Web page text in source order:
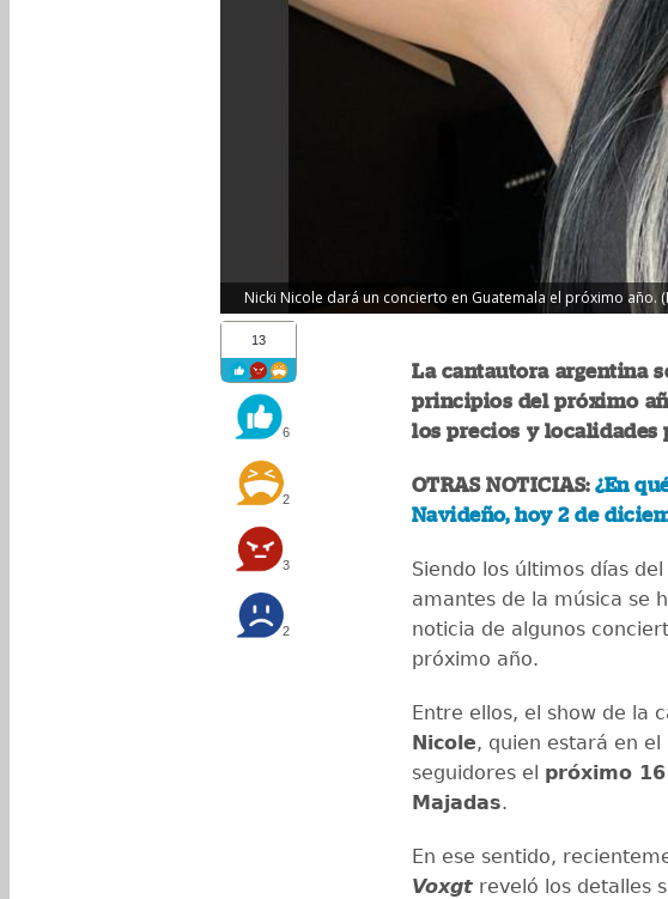
Nicki Nicole dará un concierto en Guatemala el próximo año.
13
6
2
3
2
La cantautora argentina
principios del próximo
los precios y localidades
OTRAS NOTICIAS:¿En
Navideño, hoy 2 de
Siendo los últimos días
amantes de la música se
noticia de algunos
próximo año.
Entre ellos, el show de la
Nicole, quien estará en el
seguidores el próximo
Majadas.
En ese sentido,
Voxgt reveló los detalles